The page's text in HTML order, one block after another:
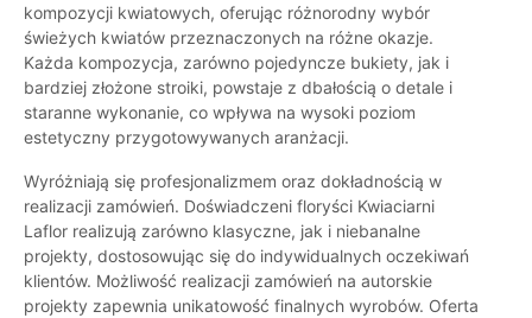
kompozycji kwiatowych, oferując różnorodny wybór
świeżych kwiatów przeznaczonych na różne okazje.
Każda kompozycja, zarówno pojedyncze bukiety, jak i
bardziej złożone stroiki, powstaje z dbałością o detale i
staranne wykonanie, co wpływa na wysoki poziom
estetyczny przygotowywanych aranżacji.
Wyróżniają się profesjonalizmem oraz dokładnością w
realizacji zamówień. Doświadczeni floryści Kwiaciarni
Laflor realizują zarówno klasyczne, jak i niebanalne
projekty, dostosowując się do indywidualnych oczekiwań
klientów. Możliwość realizacji zamówień na autorskie
projekty zapewnia unikatowość finalnych wyrobów. Oferta